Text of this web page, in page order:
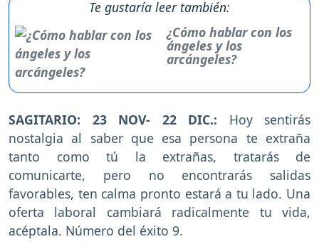
Te gustaría leer también:
¿Cómo hablar con los
ángeles y los
arcángeles?
SAGITARIO: 23 NOV- 22 DIC.: Hoy sentirás
nostalgia al saber que esa persona te extraña
tanto como tú la extrañas, tratarás de
comunicarte, pero no encontrarás salidas
favorables, ten calma pronto estará a tu lado. Una
oferta laboral cambiará radicalmente tu vida,
acéptala. Número del éxito 9.